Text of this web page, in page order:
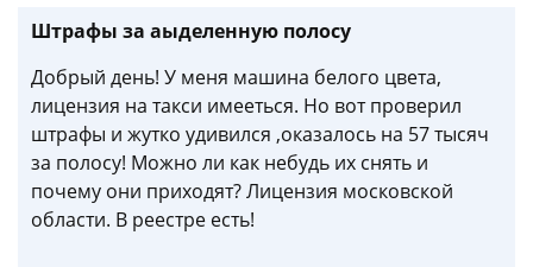
Штрафы за аыделенную полосу
Добрый день! У меня машина белого цвета,
лицензия на такси имееться. Но вот проверил
штрафы и жутко удивился ,оказалось на 57 тысяч
за полосу! Можно ли как небудь их снять и
почему они приходят? Лицензия московской
области. В реестре есть!